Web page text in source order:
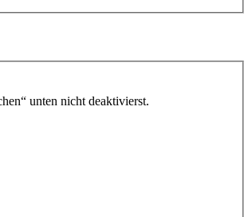
unten nicht deaktivierst.